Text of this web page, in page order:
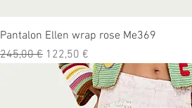
Aperçu rapide
Pantalon Ellen wrap rose Me369
Prix original
245,00 € Prix promotionnel
122,50 €